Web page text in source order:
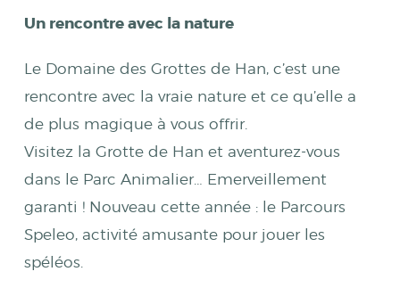
Un rencontre avec la nature
Le Domaine des Grottes de Han, c’est une
rencontre avec la vraie nature et ce qu’elle a
de plus magique à vous offrir.
Visitez la Grotte de Han et aventurez-vous
dans le Parc Animalier… Emerveillement
garanti ! Nouveau cette année : le Parcours
Speleo, activité amusante pour jouer les
spéléos.